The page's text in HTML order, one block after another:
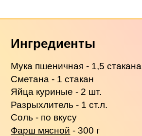
Ингредиенты
Мука пшеничная - 1,5 стакана
Сметана - 1 стакан
Яйца куриные - 2 шт.
Разрыхлитель - 1 ст.л.
Соль - по вкусу
Фарш мясной - 300 г